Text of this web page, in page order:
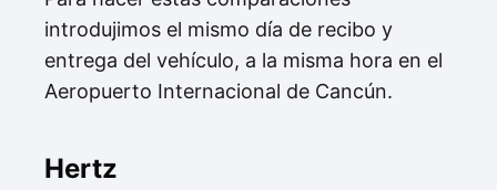
introdujimos el mismo día de recibo y
entrega del vehículo, a la misma hora en el
Aeropuerto Internacional de Cancún.
Hertz